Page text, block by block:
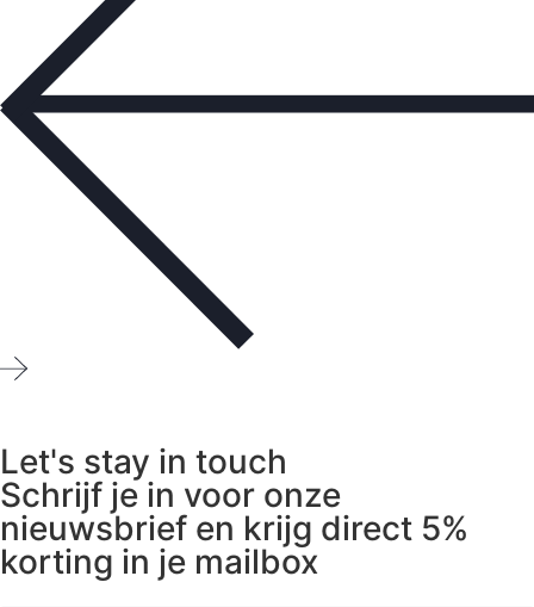
Let's stay in touch
Schrijf je in voor onze
nieuwsbrief en krijg direct 5%
korting in je mailbox